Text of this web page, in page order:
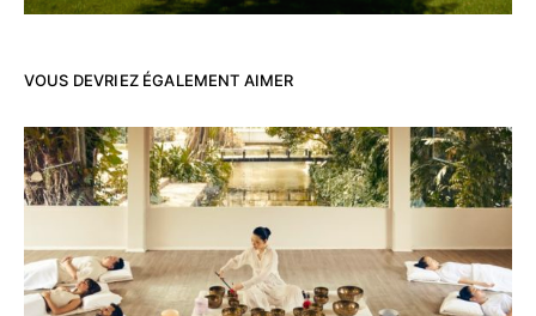
VOUS DEVRIEZ ÉGALEMENT AIMER